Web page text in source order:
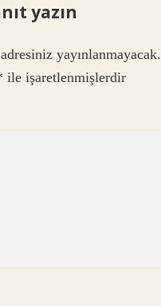
yazın
yayınlanmayacak.
ile işaretlenmişlerdir